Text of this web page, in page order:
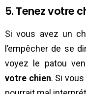
5. Tenez votre
Si vous avez un
l’empêcher de se
voyez le patou
votre chien. Si